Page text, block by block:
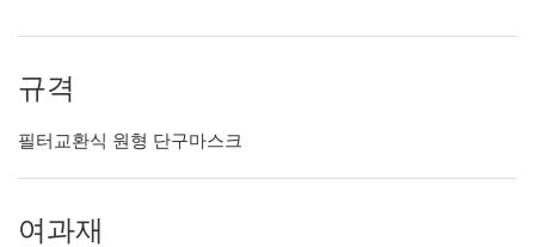
규격
필터교환식 원형 단구마스크
여과재